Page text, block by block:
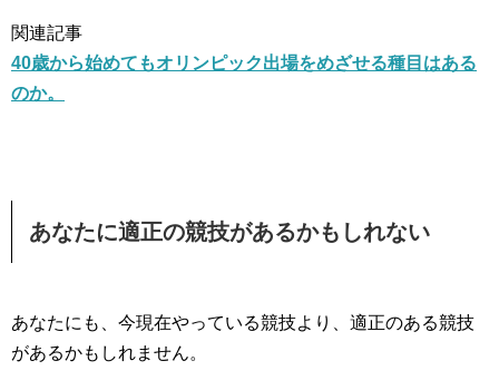
関連記事
40歳から始めてもオリンピック出場をめざせる種目はある
のか。
あなたに適正の競技があるかもしれない
あなたにも、今現在やっている競技より、適正のある競技
があるかもしれません。